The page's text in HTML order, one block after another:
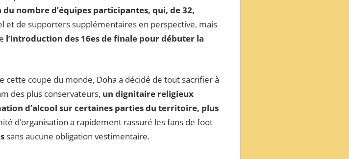
nombre d’équipes participantes, qui, de 32,
et de supporters supplémentaires en perspective, mais
l’introduction des 16es de finale pour débuter la
cette coupe du monde, Doha a décidé de tout sacrifier à
des plus conservateurs, un dignitaire religieux
d’alcool sur certaines parties du territoire, plus
d’organisation a rapidement rassuré les fans de foot
sans aucune obligation vestimentaire.